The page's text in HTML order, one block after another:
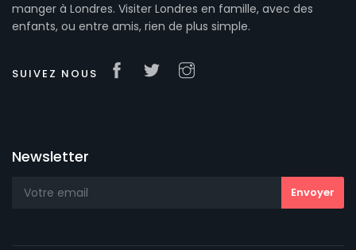
manger à Londres. Visiter Londres en famille, avec des
enfants, ou entre amis, rien de plus simple.
SUIVEZ NOUS
Newsletter